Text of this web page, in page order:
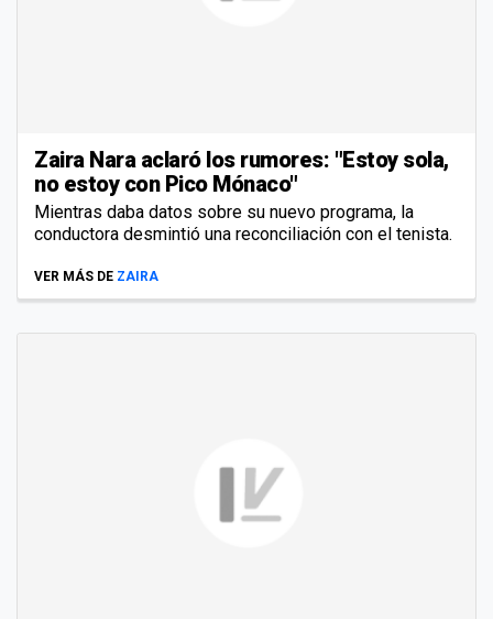
Zaira Nara aclaró los rumores: "Estoy sola,
no estoy con Pico Mónaco"
Mientras daba datos sobre su nuevo programa, la
conductora desmintió una reconciliación con el tenista.
VER MÁS DE ZAIRA